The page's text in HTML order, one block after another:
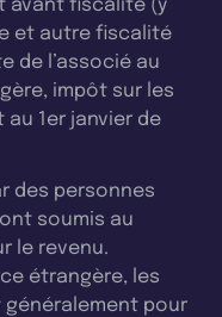
avant fiscalité (y
et autre fiscalité
de l’associé au
impôt sur les
1er janvier de
des personnes
soumis au
le revenu.
étrangère, les
pour